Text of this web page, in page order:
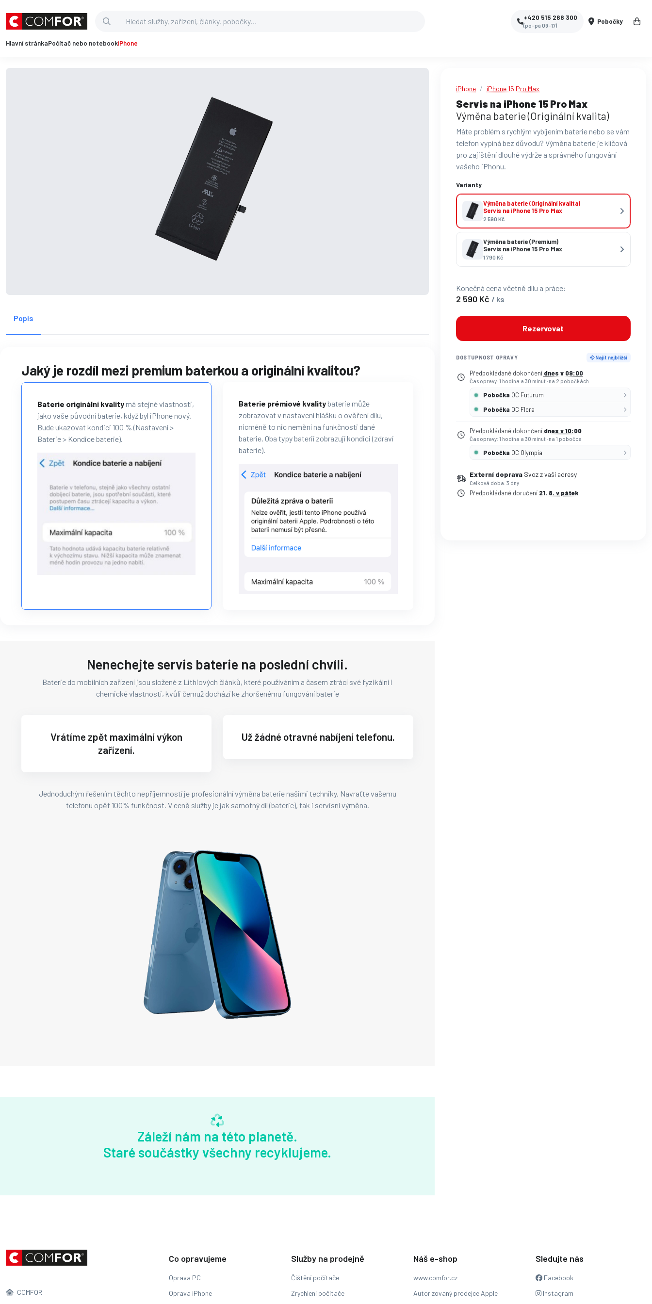
+420 515 266 300
(po-pá 09-17)
Pobočky
Hlavní stránkaPočítač nebo notebookiPhone
Popis
Jaký je rozdíl mezi premium baterkou a originální kvalitou?
Baterie originální kvalitymá stejné vlastnosti,
jako vaše původní baterie, když byl iPhone nový.
Bude ukazovat kondici 100 % (Nastavení >
Baterie > Kondice baterie).
Baterie prémiové kvalitybaterie může
zobrazovat v nastavení hlášku o ověření dílu,
nicméně to nic nemění na funkčnosti dané
baterie. Oba typy baterií zobrazují kondici (zdraví
baterie).
Nenechejte servis baterie na poslední chvíli.
Baterie do mobilních zařízení jsou složené z Lithiových článků, které používáním a časem ztrácí své fyzikální i
chemické vlastnosti, kvůli čemuž dochází ke zhoršenému fungování baterie
Vrátíme zpět maximální výkon
zařízení.
Už žádné otravné nabíjení telefonu.
Jednoduchým řešením těchto nepříjemností je profesionální výměna baterie našimi techniky. Navraťte vašemu
telefonu opět 100% funkčnost. V ceně služby je jak samotný díl (baterie), tak i servisní výměna.
Záleží nám na této planetě.
Staré součástky všechny recyklujeme.
iPhone iPhone 15 Pro Max
Servis na iPhone 15 Pro Max
Výměna baterie (Originální kvalita)
Máte problém s rychlým vybíjením baterie nebo se vám
telefon vypíná bez důvodu? Výměna baterie je klíčová
pro zajištění dlouhé výdrže a správného fungování
vašeho iPhonu.
Varianty
Výměna baterie (Originální kvalita)
Servis na iPhone 15 Pro Max
2 590 Kč
Výměna baterie (Premium)
Servis na iPhone 15 Pro Max
1 790 Kč
Konečná cena včetně dílu a práce:
2 590 Kč / ks
Rezervovat
DOSTUPNOST OPRAVY Najít nejbližší
Předpokládané dokončení dnes v 09:00
Čas opravy: 1 hodina a 30 minut · na 2 pobočkách
Pobočka OC Futurum
Pobočka OC Flora
Předpokládané dokončení dnes v 10:00
Čas opravy: 1 hodina a 30 minut · na 1 pobočce
Pobočka OC Olympia
Externí doprava Svoz z vaší adresy
Celková doba: 3 dny
Předpokládané doručení 21. 8. v pátek
COMFOR
Co opravujeme
Oprava PC
Oprava iPhone
Služby na prodejně
Čištění počítače
Zrychlení počítače
Náš e-shop
www.comfor.cz
Autorizovaný prodejce Apple
Sledujte nás
Facebook
Instagram